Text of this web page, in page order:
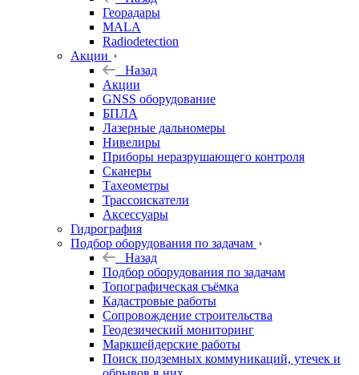
Георадары
MALA
Radiodetection
Акции
Назад
Акции
GNSS оборудование
БПЛА
Лазерные дальномеры
Нивелиры
Приборы неразрушающего контроля
Сканеры
Тахеометры
Трассоискатели
Аксессуары
Гидрография
Подбор оборудования по задачам
Назад
Подбор оборудования по задачам
Топографическая съёмка
Кадастровые работы
Сопровождение строительства
Геодезический мониторинг
Маркшейдерские работы
Поиск подземных коммуникаций, утечек и